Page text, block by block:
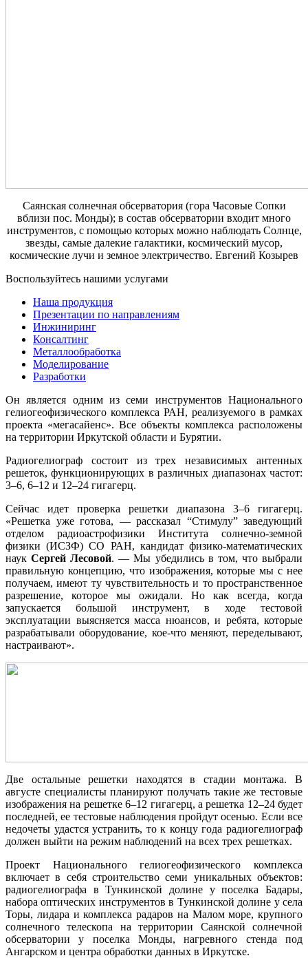
Саянская солнечная обсерватория (гора Часовые Сопки
вблизи пос. Монды); в состав обсерватории входит много
инструментов, с помощью которых можно наблюдать Солнце,
звезды, самые далекие галактики, космический мусор,
космические лучи и земное электричество. Евгений Козырев
Воспользуйтесь нашими услугами
Наша продукция
Презентации по направлениям
Инжиниринг
Консалтинг
Металлообработка
Моделирование
Разработки
Он является одним из семи инструментов Национального
гелиогеофизического комплекса РАН, реализуемого в рамках
проекта «мегасайенс». Все объекты комплекса расположены
на территории Иркутской области и Бурятии.
Радиогелиограф состоит из трех независимых антенных
решеток, функционирующих в различных диапазонах частот:
3‒6, 6‒12 и 12‒24 гигагерц.
Сейчас идет проверка решетки диапазона 3‒6 гигагерц.
«Решетка уже готова, — рассказал “Стимулу” заведующий
отделом радиоастрофизики Института солнечно-земной
физики (ИСЗФ) СО РАН, кандидат физико-математических
наукСергей Лесовой. — Мы убедились в том, что выбрали
правильную концепцию, что изображения, которые мы с нее
получаем, имеют ту чувствительность и то пространственное
разрешение, которое мы ожидали. Но как всегда, когда
запускается большой инструмент, в ходе тестовой
эксплуатации выясняется масса нюансов, и ребята, которые
разрабатывали оборудование, кое-что меняют, переделывают,
настраивают».
Две остальные решетки находятся в стадии монтажа. В
августе специалисты планируют получать такие же тестовые
изображения на решетке 6‒12 гигагерц, а решетка 12‒24 будет
последней, ее тестовые наблюдения пройдут осенью. Если все
недочеты удастся устранить, то к концу года радиогелиограф
должен выйти на режим наблюдений на всех трех решетках.
Проект Национального гелиогеофизического комплекса
включает в себя строительство семи уникальных объектов:
радиогелиографа в Тункинской долине у поселка Бадары,
набора оптических инструментов в Тункинской долине у села
Торы, лидара и комплекса радаров на Малом море, крупного
солнечного телескопа на территории Саянской солнечной
обсерватории у поселка Монды, нагревного стенда под
Ангарском и центра обработки данных в Иркутске.